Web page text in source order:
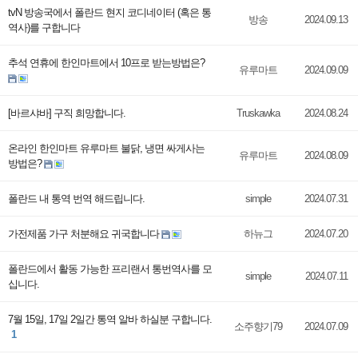
tvN 방송국에서 폴란드 현지 코디네이터 (혹은 통
역사)를 구합니다
방송 2024.09.13
추석 연휴에 한인마트에서 10프로 받는방법은?
유루마트 2024.09.09
[바르샤바] 구직 희망합니다. Truskawka 2024.08.24
온라인 한인마트 유루마트 불닭, 냉면 싸게사는
방법은?
유루마트 2024.08.09
폴란드 내 통역 번역 해드립니다. simple 2024.07.31
가전제품 가구 처분해요 귀국합니다 하뉴그 2024.07.20
폴란드에서 활동 가능한 프리랜서 통번역사를 모
십니다.
simple 2024.07.11
7월 15일, 17일 2일간 통역 알바 하실분 구합니다.
1
소주향기79 2024.07.09